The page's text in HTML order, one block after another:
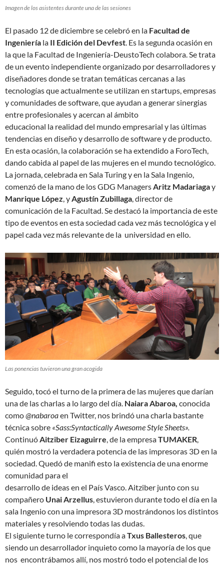
Imagen de los asistentes durante una de las sesiones
El pasado 12 de diciembre se celebró en la Facultad de
Ingeniería la II Edición del Devfest. Es la segunda ocasión en
la que la Facultad de Ingeniería-DeustoTech colabora. Se trata
de un evento independiente organizado por desarrolladores y
diseñadores donde se tratan temáticas cercanas a las
tecnologías que actualmente se utilizan en startups, empresas
y comunidades de software, que ayudan a generar sinergias
entre profesionales y acercan al ámbito
educacional la realidad del mundo empresarial y las últimas
tendencias en diseño y desarrollo de software y de producto.
En esta ocasión, la colaboración se ha extendido a ForoTech,
dando cabida al papel de las mujeres en el mundo tecnológico.
La jornada, celebrada en Sala Turing y en la Sala Ingenio,
comenzó de la mano de los GDG ManagersAritz Madariagay
Manrique López, yAgustín Zubillaga, director de
comunicación de la Facultad. Se destacó la importancia de este
tipo de eventos en esta sociedad cada vez más tecnológica y el
papel cada vez más relevante de la universidad en ello.
Las ponencias tuvieron una gran acogida
Seguido, tocó el turno de la primera de las mujeres que darían
una de las charlas a lo largo del día. Naiara Abaroa, conocida
como@nabaroaen Twitter, nos brindó una charla bastante
técnica sobre «Sass:Syntactically Awesome Style Sheets».
ContinuóAitziber Eizaguirre, de la empresaTUMAKER,
quién mostró la verdadera potencia de las impresoras 3D en la
sociedad. Quedó de manifi esto la existencia de una enorme
comunidad para el
desarrollo de ideas en el País Vasco. Aitziber junto con su
compañero Unai Arzellus, estuvieron durante todo el día en la
sala Ingenio con una impresora 3D mostrándonos los distintos
materiales y resolviendo todas las dudas.
El siguiente turno le correspondía aTxus Ballesteros, que
siendo un desarrollador inquieto como la mayoría de los que
nos encontrábamos allí, nos mostró todo el potencial de los